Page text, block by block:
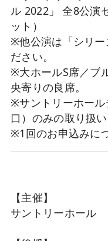
ル 2022」 全8公
ット）
※他公演は「シリー
ださい。
※大ホールS席／ブ
央寄りの良席。
※サントリーホー
口）のみの取り扱い
※1回のお申込みに
【主催】
サントリーホール